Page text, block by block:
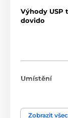
Dostupné
1) Klasické
196x132(4
Výhody USP
dovido
Umístění
Barva
Zobrazit